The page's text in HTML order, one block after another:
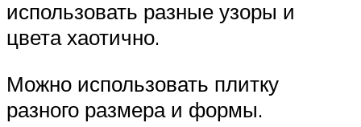
использовать разные узоры и
цвета хаотично.
Можно использовать плитку
разного размера и формы.